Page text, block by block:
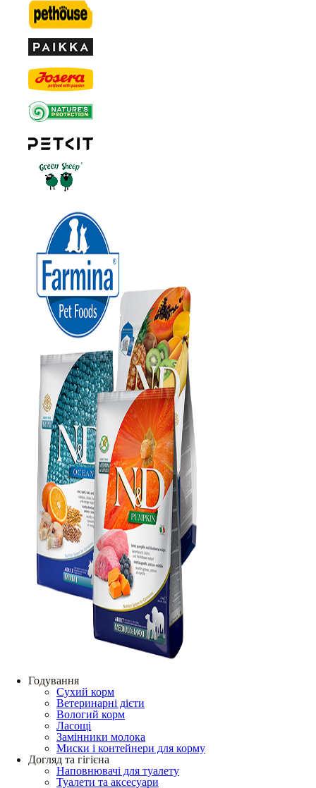
Годування
Сухий корм
Ветеринарні дієти
Вологий корм
Ласощі
Замінники молока
Миски і контейнери для корму
Догляд та гігієна
Наповнювачі для туалету
Туалети та аксесуари